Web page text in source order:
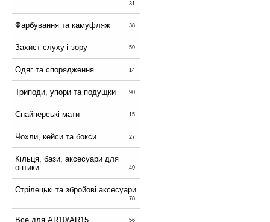
31
Фарбування та камуфляж 38
Захист слуху і зору 59
Одяг та спорядження 14
Триподи, упори та подущки 90
Снайперські мати 15
Чохли, кейси та бокси 27
Кільця, бази, аксесуари для
оптики
49
Стрілецькі та збройові аксесуари
78
Все для AR10/AR15 56